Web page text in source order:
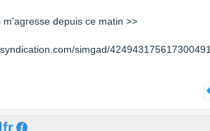
depuis ce matin >>
simgad/